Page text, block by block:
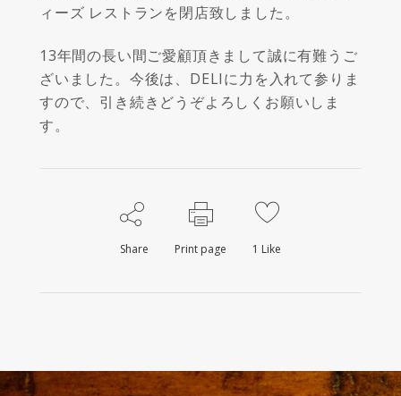
ィーズ レストランを閉店致しました。
13年間の長い間ご愛顧頂きまして誠に有難うご
ざいました。今後は、DELIに力を入れて参りま
すので、引き続きどうぞよろしくお願いしま
す。
Share Print page 1 Like